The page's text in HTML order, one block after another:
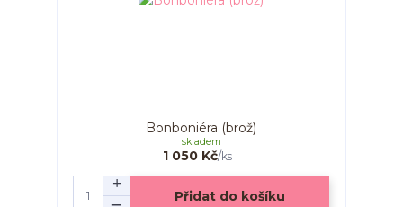
Bonboniéra (brož)
1 050 Kč/ks
skladem
Přidat do košíku